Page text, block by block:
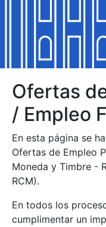
Mostrar/Ocultar
Mostrar/Ocultar
Mostrar/Ocultar
Mostrar/Ocultar
Mostrar/Ocultar
Ofertas
/ Empleo
En esta página se
Ofertas de Empleo
Moneda y Timbre -
RCM).
En todos los
cumplimentar un